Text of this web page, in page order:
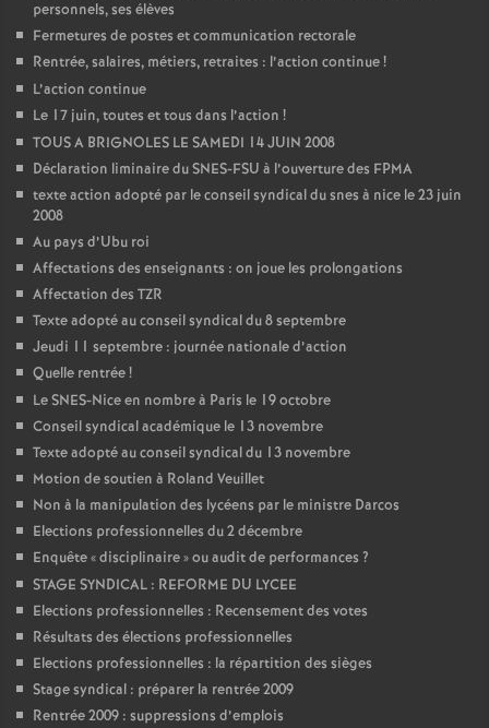
personnels, ses élèves
Fermetures de postes et communication rectorale
Rentrée, salaires, métiers, retraites : l’action continue!
L’action continue
Le 17 juin, toutes et tous dans l’action !
TOUS A BRIGNOLES LE SAMEDI 14 JUIN 2008
Déclaration liminaire du SNES-FSU à l’ouverture des FPMA
texte action adopté par le conseil syndical du snes à nice le 23 juin
2008
Au pays d’Ubu roi
Affectations des enseignants : on joue les prolongations
Affectation des TZR
Texte adopté au conseil syndical du 8 septembre
Jeudi 11 septembre : journée nationale d’action
Quelle rentrée!
Le SNES-Nice en nombre à Paris le 19 octobre
Conseil syndical académique le 13 novembre
Texte adopté au conseil syndical du 13 novembre
Motion de soutien à Roland Veuillet
Non à la manipulation des lycéens par le ministre Darcos
Elections professionnelles du 2 décembre
Enquête «disciplinaire» ou audit de performances ?
STAGE SYNDICAL : REFORME DU LYCEE
Elections professionnelles : Recensement des votes
Résultats des élections professionnelles
Elections professionnelles : la répartition des sièges
Stage syndical : préparer la rentrée 2009
Rentrée 2009 : suppressions d’emplois